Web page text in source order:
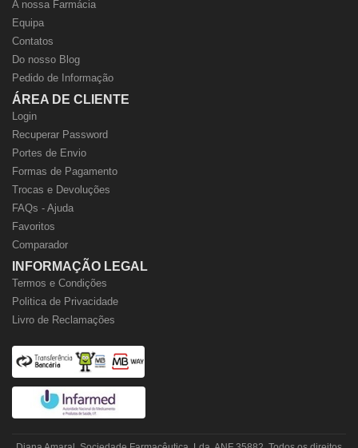
A nossa Farmácia
Equipa
Contatos
Do nosso Blog
Pedido de Informação
ÁREA DE CLIENTE
Login
Recuperar Password
Portes de Envio
Formas de Pagamento
Trocas e Devoluções
FAQs - Ajuda
Favoritos
Comparador
INFORMAÇÃO LEGAL
Termos e Condições
Politica de Privacidade
Livro de Reclamações